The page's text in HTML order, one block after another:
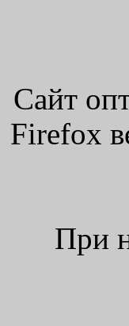
Сайт
Firefox
При